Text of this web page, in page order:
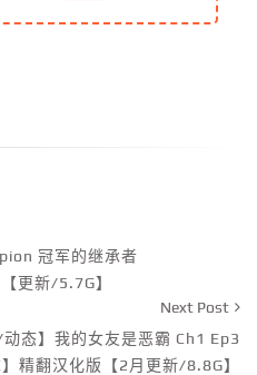
冠军的继承者
更新/5.7G】
Next Post
动态】我的女友是恶霸 Ch1 Ep3
精翻汉化版【2月更新/8.8G】